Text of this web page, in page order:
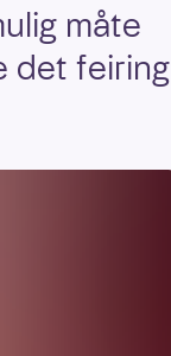
måte
det feiring